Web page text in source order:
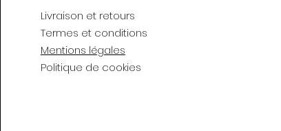
Livraison et retours
Termes et conditions
Mentions légales
Politique de cookies